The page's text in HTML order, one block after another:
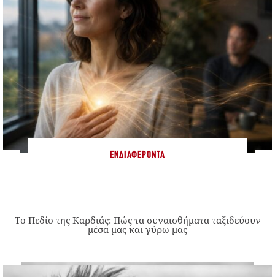
ΕΝΔΙΑΦΈΡΟΝΤΑ
Το Πεδίο της Καρδιάς: Πώς τα συναισθήματα ταξιδεύουν
μέσα μας και γύρω μας